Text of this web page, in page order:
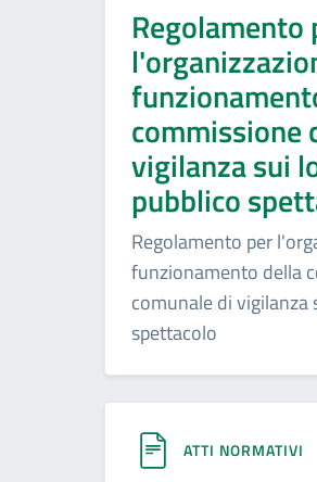
Regolamento
commissione
vigilanza sui
pubblico
Regolamento per
funzionamento della
comunale di vigilanza
spettacolo
ATTI NORMATIVI